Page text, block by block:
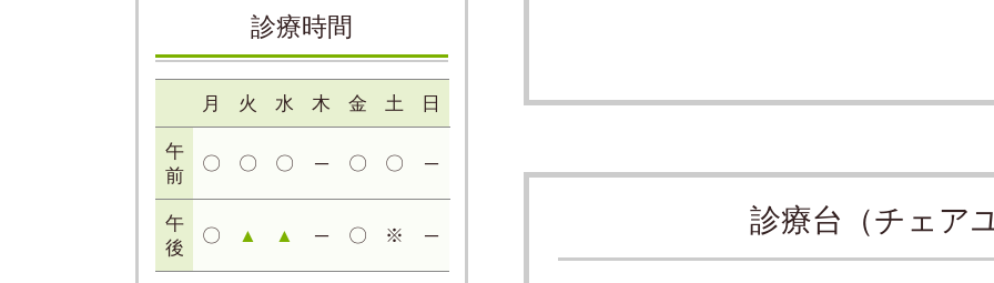
診療台（チェア
診療時間
月 火 水 木 金 土 日
午
前
〇 〇 〇 ─ 〇 〇 ─
午
後
〇 ▲ ▲ ─ 〇 ※ ─